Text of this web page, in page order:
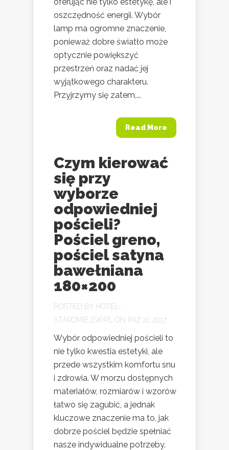
oszczędność energii. Wybór
lamp ma ogromne znaczenie,
ponieważ dobre światło może
optycznie powiększyć
przestrzeń oraz nadać jej
wyjątkowego charakteru.
Przyjrzymy się zatem,...
Read More
Czym kierować
się przy
wyborze
odpowiedniej
pościeli?
Pościel greno,
pościel satyna
bawełniana
180×200
POSTED BY HOTEL-
STAROMIEJSKI.PL
ON PAŹ 21, 2017
Wybór odpowiedniej pościeli to
nie tylko kwestia estetyki, ale
przede wszystkim komfortu snu
i zdrowia. W morzu dostępnych
materiałów, rozmiarów i wzorów
łatwo się zagubić, a jednak
kluczowe znaczenie ma to, jak
dobrze pościel będzie spełniać
nasze indywidualne potrzeby.